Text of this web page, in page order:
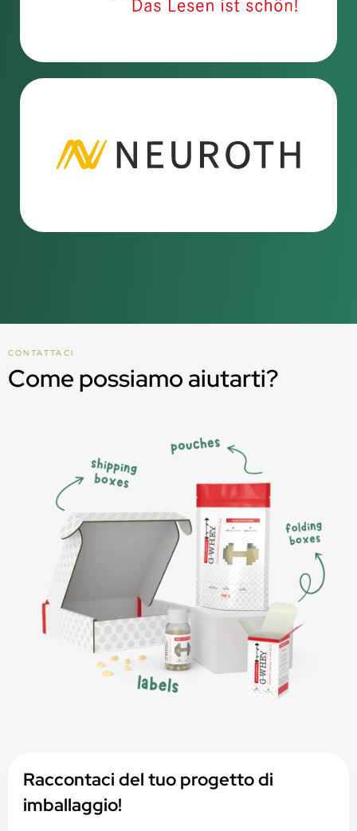
CONTATTACI
Come possiamo aiutarti?
Raccontaci del tuo progetto di
imballaggio!